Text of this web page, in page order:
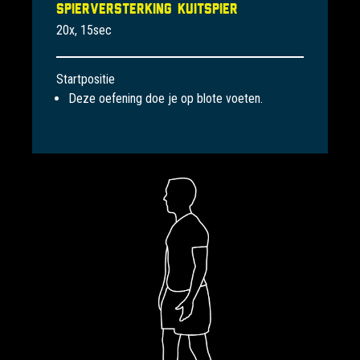
Spierversterking kuitspier
20x, 15sec
Startpositie
Deze oefening doe je op blote voeten.